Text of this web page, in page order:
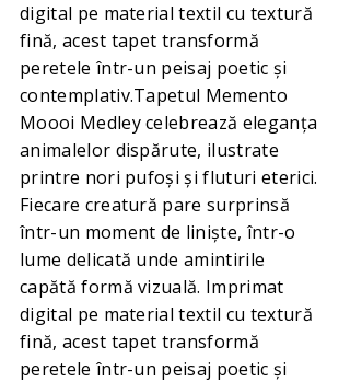
digital pe material textil cu textură
fină, acest tapet transformă
peretele într-un peisaj poetic și
contemplativ.Tapetul Memento
Moooi Medley celebrează eleganța
animalelor dispărute, ilustrate
printre nori pufoși și fluturi eterici.
Fiecare creatură pare surprinsă
într-un moment de liniște, într-o
lume delicată unde amintirile
capătă formă vizuală. Imprimat
digital pe material textil cu textură
fină, acest tapet transformă
peretele într-un peisaj poetic și